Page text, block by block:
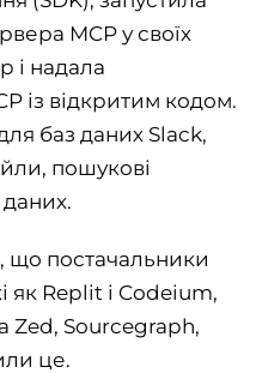
MCP у своїх
і надала
із відкритим кодом.
баз даних Slack,
пошукові
що постачальники
як Replit і Codeium,
Zed, Sourcegraph,
це.